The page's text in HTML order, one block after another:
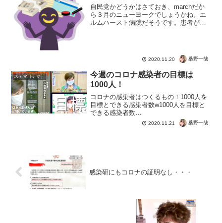
自民党かどうかはさておき、marchだか
ら３月のニューヨークでしょうかね。エ
ルムハースト病院だそうです。患者が現
2020.11.20 桑野一哉
ステマ（デマ）
今週のコロナ感染者の目標は
1000人！
コロナの感染者はつくるもの！1000人を
目標とできる感染者数w1000人を目標と
できる感染者数
wpic.twitter.com/FgrM7Ppa2r? ??巫＠と
りまロンメル??GESARA／戒厳令待
2020.11.21 桑野一哉
感染研にもコロナの証明なし・・・